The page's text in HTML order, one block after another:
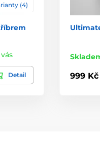
(4)
Detail 999 Kč